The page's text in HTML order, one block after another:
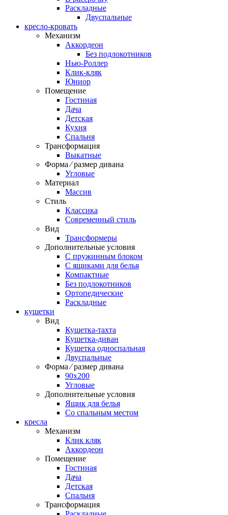
Раскладные
Двуспальные
кресло-кровать
Механизм
Аккордеон
Без подлокотников
Нью-Роллер
Клик-кляк
Юниор
Помещение
Гостиная
Дача
Детская
Кухня
Спальня
Трансформация
Выкатные
Форма ⁄ размер дивана
Угловые
Материал
Массив
Стиль
Классика
Современный стиль
Вид
Трансформеры
Дополнительные условия
С пружинным блоком
С ящиками для белья
Компактные
Без подлокотников
Ортопедические
Раскладные
кушетки
Вид
Кушетка-тахта
Кушетка-диван
Кушетка односпальная
Двуспальные
Форма ⁄ размер дивана
90х200
Угловые
Дополнительные условия
Ящик для белья
Со спальным местом
кресла
Механизм
Клик кляк
Аккордеон
Помещение
Гостиная
Дача
Детская
Спальня
Трансформация